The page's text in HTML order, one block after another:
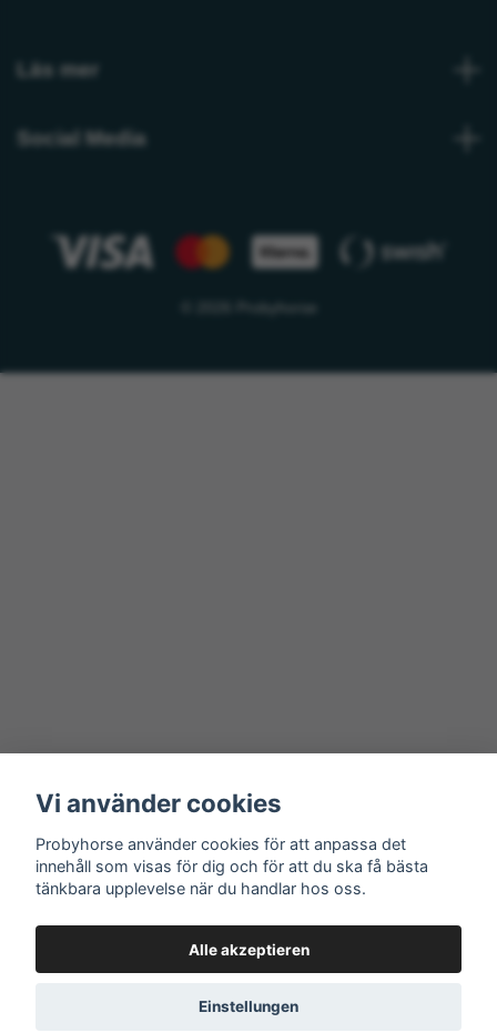
Läs mer
Social Media
Vi använder cookies
Probyhorse använder cookies för att anpassa det
innehåll som visas för dig och för att du ska få bästa
tänkbara upplevelse när du handlar hos oss.
Alle akzeptieren
Einstellungen